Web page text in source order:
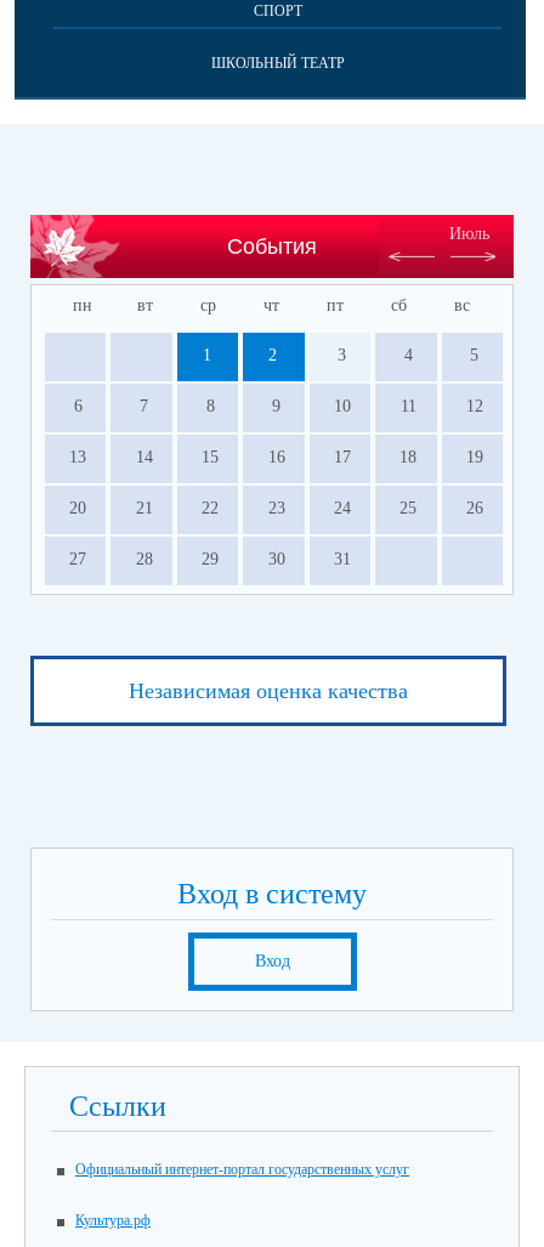
СПОРТ
ШКОЛЬНЫЙ ТЕАТР
События
Июль
пн вт ср чт пт сб вс
1 2 3 4 5
6 7 8 9 10 11 12
13 14 15 16 17 18 19
20 21 22 23 24 25 26
27 28 29 30 31
Независимая оценка качества
Вход в систему
Вход
Ссылки
Официальный интернет-портал государственных услуг
Культура.рф